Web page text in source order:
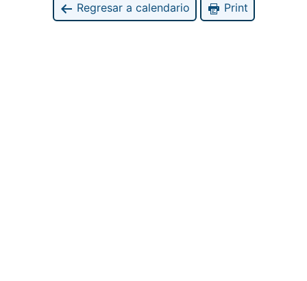
Regresar a calendario Print